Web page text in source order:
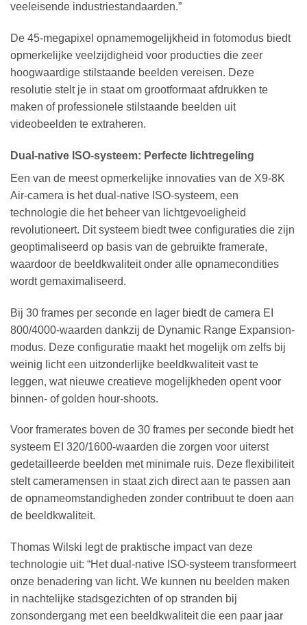
veeleisende industriestandaarden.”
De 45-megapixel opnamemogelijkheid in fotomodus biedt
opmerkelijke veelzijdigheid voor producties die zeer
hoogwaardige stilstaande beelden vereisen. Deze
resolutie stelt je in staat om grootformaat afdrukken te
maken of professionele stilstaande beelden uit
videobeelden te extraheren.
Dual-native ISO-systeem: Perfecte lichtregeling
Een van de meest opmerkelijke innovaties van de X9-8K
Air-camera is het dual-native ISO-systeem, een
technologie die het beheer van lichtgevoeligheid
revolutioneert. Dit systeem biedt twee configuraties die zijn
geoptimaliseerd op basis van de gebruikte framerate,
waardoor de beeldkwaliteit onder alle opnamecondities
wordt gemaximaliseerd.
Bij 30 frames per seconde en lager biedt de camera EI
800/4000-waarden dankzij de Dynamic Range Expansion-
modus. Deze configuratie maakt het mogelijk om zelfs bij
weinig licht een uitzonderlijke beeldkwaliteit vast te
leggen, wat nieuwe creatieve mogelijkheden opent voor
binnen- of golden hour-shoots.
Voor framerates boven de 30 frames per seconde biedt het
systeem EI 320/1600-waarden die zorgen voor uiterst
gedetailleerde beelden met minimale ruis. Deze flexibiliteit
stelt cameramensen in staat zich direct aan te passen aan
de opnameomstandigheden zonder contribuut te doen aan
de beeldkwaliteit.
Thomas Wilski legt de praktische impact van deze
technologie uit: “Het dual-native ISO-systeem transformeert
onze benadering van licht. We kunnen nu beelden maken
in nachtelijke stadsgezichten of op stranden bij
zonsondergang met een beeldkwaliteit die een paar jaar